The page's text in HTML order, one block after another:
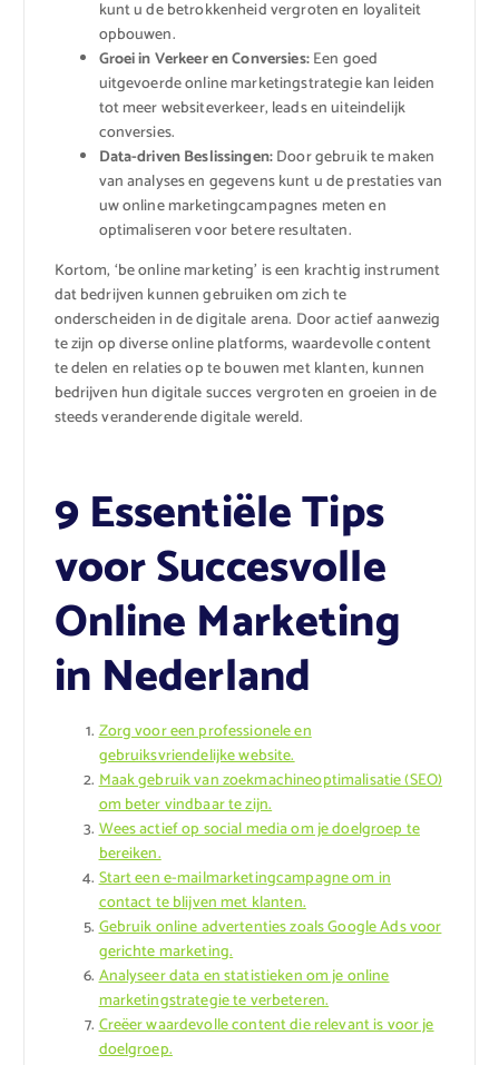
kunt u de betrokkenheid vergroten en loyaliteit
opbouwen.
Groei in Verkeer en Conversies:Een goed
uitgevoerde online marketingstrategie kan leiden
tot meer websiteverkeer, leads en uiteindelijk
conversies.
Data-driven Beslissingen:Door gebruik te maken
van analyses en gegevens kunt u de prestaties van
uw online marketingcampagnes meten en
optimaliseren voor betere resultaten.
Kortom, ‘be online marketing’ is een krachtig instrument
dat bedrijven kunnen gebruiken om zich te
onderscheiden in de digitale arena. Door actief aanwezig
te zijn op diverse online platforms, waardevolle content
te delen en relaties op te bouwen met klanten, kunnen
bedrijven hun digitale succes vergroten en groeien in de
steeds veranderende digitale wereld.
9 Essentiële Tips
voor Succesvolle
Online Marketing
in Nederland
Zorg voor een professionele en
gebruiksvriendelijke website.
Maak gebruik van zoekmachineoptimalisatie (SEO)
om beter vindbaar te zijn.
Wees actief op social media om je doelgroep te
bereiken.
Start een e-mailmarketingcampagne om in
contact te blijven met klanten.
Gebruik online advertenties zoals Google Ads voor
gerichte marketing.
Analyseer data en statistieken om je online
marketingstrategie te verbeteren.
Creëer waardevolle content die relevant is voor je
doelgroep.